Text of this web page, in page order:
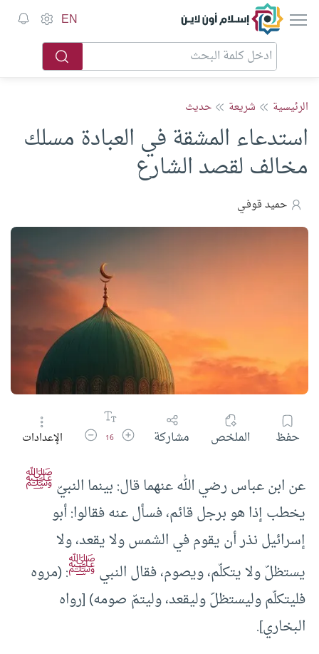
إسلام أون لاين EN
الرئيسية شريعة حديث
استدعاء المشقة في العبادة مسلك
مخالف لقصد الشارع
حميد قوفـي
حفظ الملخص مشاركة زيادة حجم الخط
16 تقليل حجم الخط
الإعدادات
عن ابن عباس رضي الله عنهما قال: بينما النبيّﷺ
يخطب إذا هو برجل قائم، فسأل عنه فقالوا: أبو
إسرائيل نذر أن يقوم في الشمس ولا يقعد، ولا
يستظلّ ولا يتكلّم، ويصوم، فقال النبيﷺ: (مروه
فليتكلّم وليستظلّ وليقعد، وليتمّ صومه) [رواه
البخاري].